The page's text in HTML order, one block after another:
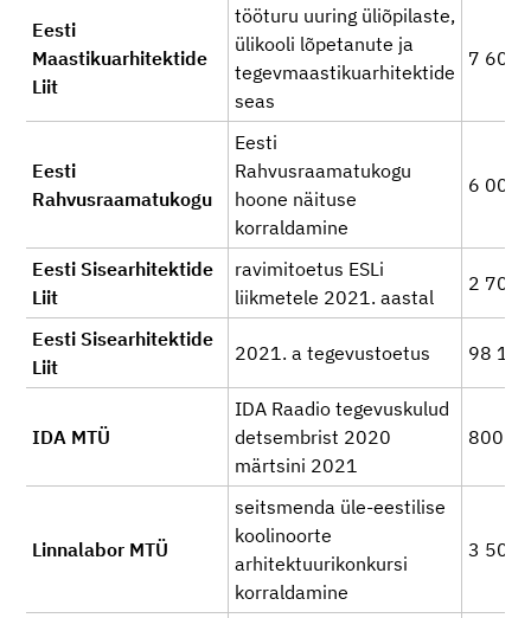
Eesti
Maastikuarhitektide
Liit
tööturu uuring üliõpilaste,
ülikooli lõpetanute ja
tegevmaastikuarhitektide
seas
7 600
Eesti
Rahvusraamatukogu
Eesti
Rahvusraamatukogu
hoone näituse
korraldamine
6 000
Eesti Sisearhitektide
Liit
ravimitoetus ESLi
liikmetele 2021. aastal
2 700
Eesti Sisearhitektide
Liit
2021. a tegevustoetus 98 148
IDA MTÜ
IDA Raadio tegevuskulud
detsembrist 2020
märtsini 2021
800
Linnalabor MTÜ
seitsmenda üle-eestilise
koolinoorte
arhitektuurikonkursi
korraldamine
3 500